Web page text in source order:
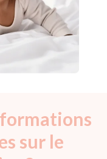
sur le